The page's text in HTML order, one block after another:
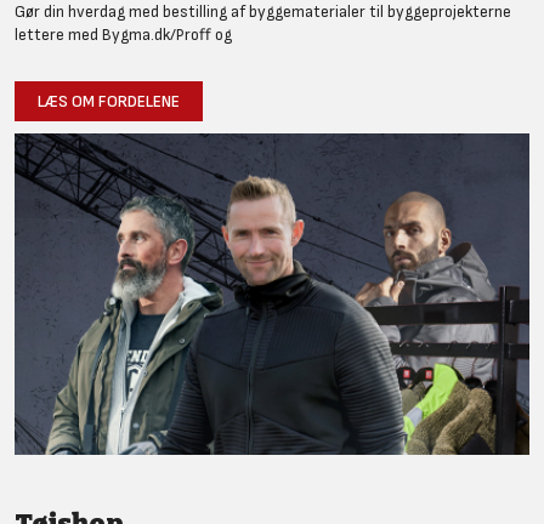
Gør din hverdag med bestilling af byggematerialer til byggeprojekterne
lettere med Bygma.dk/Proff og
LÆS OM FORDELENE